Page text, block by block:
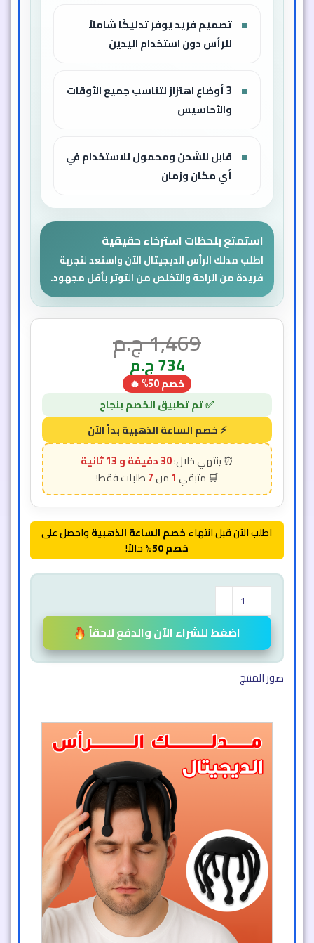
تصميم فريد يوفر تدليكًا شاملاً
للرأس دون استخدام اليدين
3 أوضاع اهتزاز لتناسب جميع الأوقات
والأحاسيس
قابل للشحن ومحمول للاستخدام في
أي مكان وزمان
استمتع بلحظات استرخاء حقيقية
اطلب مدلك الرأس الديجيتال الآن واستعد لتجربة
فريدة من الراحة والتخلص من التوتر بأقل مجهود.
1,469ج.م
734ج.م
خصم 50% 🔥
30 دقيقة و 11 ثانية
1
7
اطلب الآن قبل انتهاءخصم الساعة الذهبيةواحصل على
خصم 50%
حالاً!
اضغط للشراء الآن والدفع لاحقاً
صور المنتج​